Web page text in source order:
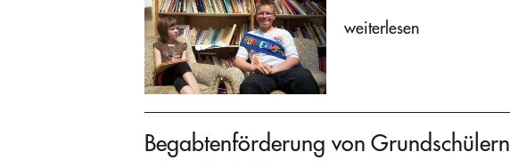
weiterlesen
Begabtenförderung von Grundschülern